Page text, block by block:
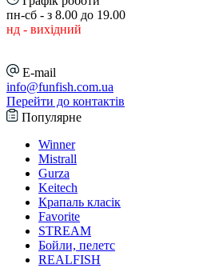
пн-сб - з 8.00 до 19.00
нд - вихідний
E-mail
info@funfish.com.ua
Перейти до контактів
Популярне
Winner
Mistrall
Gurza
Keitech
Крапаль класік
Favorite
STREAM
Бойли, пелетс
REALFISH